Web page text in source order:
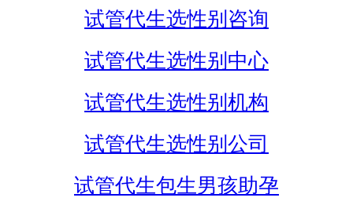
试管代生选性别咨询
试管代生选性别中心
试管代生选性别机构
试管代生选性别公司
试管代生包生男孩助孕